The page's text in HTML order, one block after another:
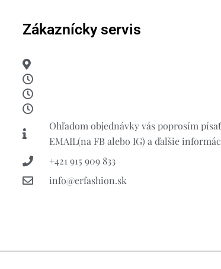
Zákaznícky servis
Ohľadom objednávky vás poprosím písať
EMAIL(na FB alebo IG) a ďalšie
+421 915 909 833
info@erfashion.sk